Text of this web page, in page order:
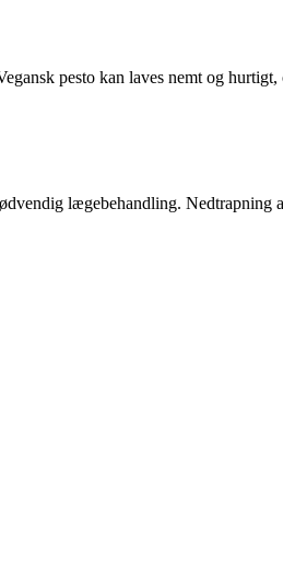
pesto kan laves nemt og
lægebehandling.